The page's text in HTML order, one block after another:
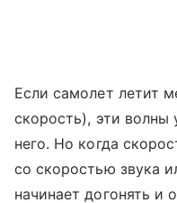
Если самолет летит
скорость), эти волны
него. Но когда
со скоростью звука
начинает догонять и